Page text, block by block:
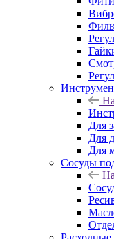
Для
Для
Для
Сосуды